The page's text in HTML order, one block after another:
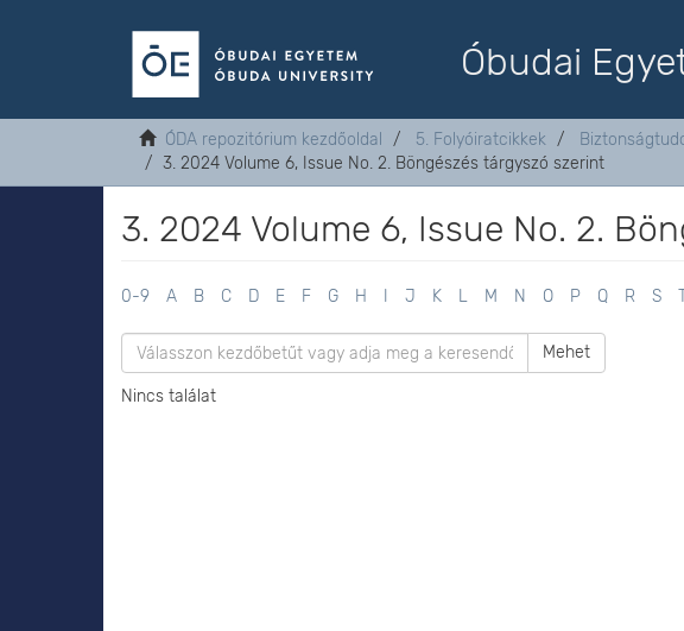
Óbudai
ÓDA repozitórium kezdőoldal 5. Folyóiratcikkek
3. 2024 Volume 6, Issue No. 2. Böngészés tárgyszó szerint
3. 2024 Volume 6, Issue No. 2.
0-9 A B C D E F G H J K L M N O P Q R S
Mehet
Nincs találat